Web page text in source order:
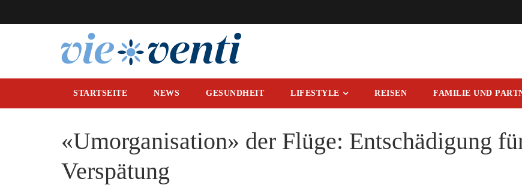
STARTSEITE NEWS GESUNDHEIT LIFESTYLE REISEN FAMILIE UND
«Umorganisation» der Flüge: Entschädigung
Verspätung